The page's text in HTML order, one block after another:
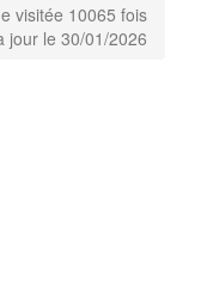
visitée 10065 fois
jour le 30/01/2026